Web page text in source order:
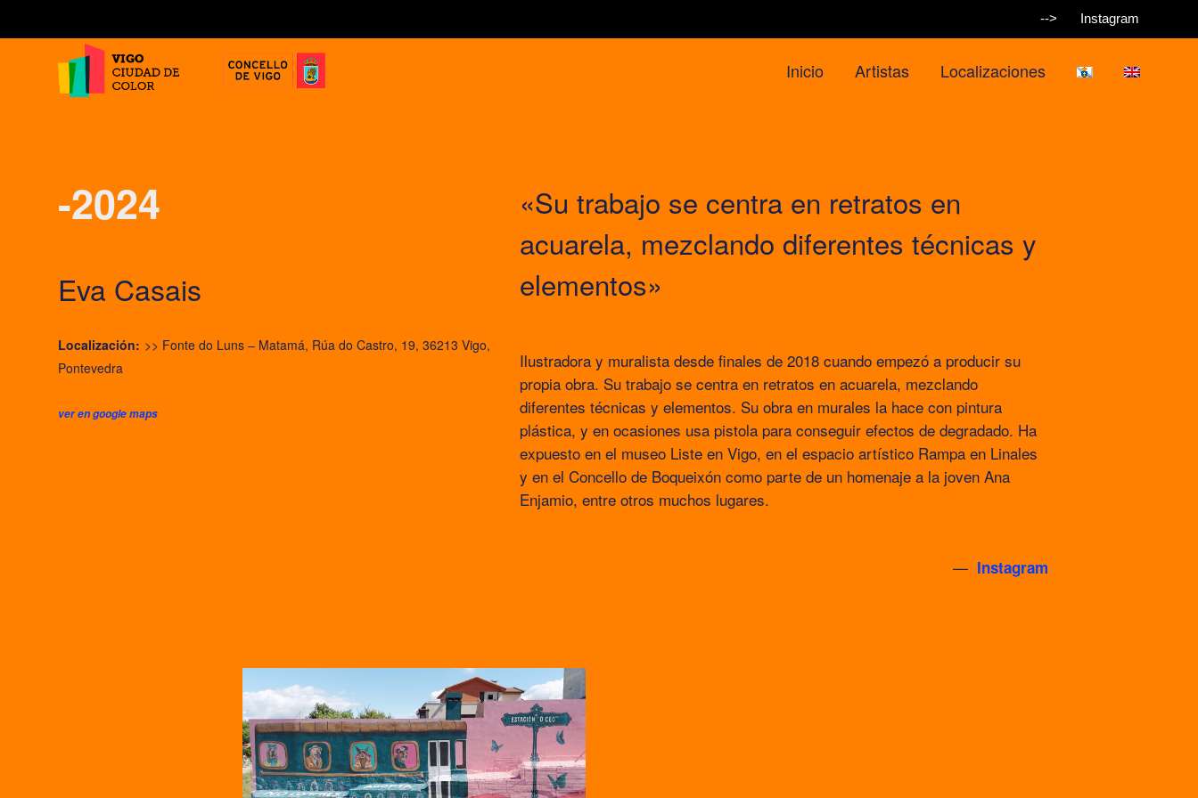
--> Instagram
Inicio Artistas Localizaciones
-2024
Eva Casais
Localización: >> Fonte do Luns – Matamá, Rúa do Castro, 19, 36213 Vigo,
Pontevedra
ver en google maps
«Su trabajo se centra en retratos en
acuarela, mezclando diferentes técnicas y
elementos»
Ilustradora y muralista desde finales de 2018 cuando empezó a producir su
propia obra. Su trabajo se centra en retratos en acuarela, mezclando
diferentes técnicas y elementos. Su obra en murales la hace con pintura
plástica, y en ocasiones usa pistola para conseguir efectos de degradado. Ha
expuesto en el museo Liste en Vigo, en el espacio artístico Rampa en Linales
y en el Concello de Boqueixón como parte de un homenaje a la joven Ana
Enjamio, entre otros muchos lugares.
— Instagram